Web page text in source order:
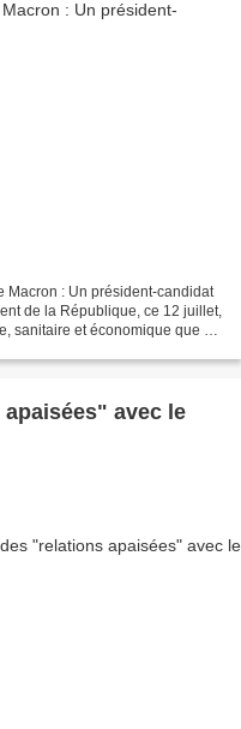
Macron : Un président-candidat
de la République, ce 12 juillet,
sanitaire et économique que vit
avec le